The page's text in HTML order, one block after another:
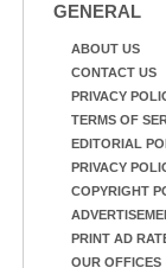
GENERAL
ABOUT US
CONTACT US
PRIVACY
TERMS OF
EDITORIAL
PRIVACY
COPYRIGHT
PRINT AD
OUR OFFICES